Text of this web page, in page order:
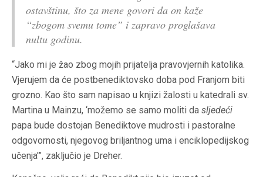
ostavštinu, što za mene govori da on kaže
“zbogom svemu tome” i zapravo proglašava
nultu godinu.
“Jako mi je žao zbog mojih prijatelja pravovjernih katolika.
Vjerujem da će postbenediktovsko doba pod Franjom biti
grozno. Kao što sam napisao u knjizi žalosti u katedrali sv.
Martina u Mainzu, ‘možemo se samo moliti da sljedeći
papa bude dostojan Benediktove mudrosti i pastoralne
odgovornosti, njegovog briljantnog uma i enciklopedijskog
učenja'”, zaključio je Dreher.